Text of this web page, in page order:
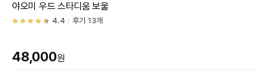
야오미 우드 스타디움 보울
4.4 후기 13개
48,000원